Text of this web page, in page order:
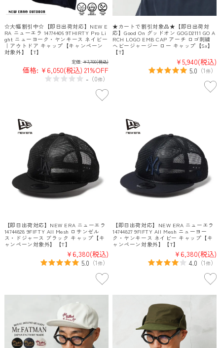
☆大幅割引中☆【即日出荷対応】NEW E
RA ニューエラ 14774406 9THIRTY Pro Li
ght ニューヨーク・ヤンキース ネイビー
｜アウトドア キャップ【キャンペーン
対象外】【T】
定価: ¥7,700(税込)
価格: ¥6,050(税込) 21%OFF
-（0件）
★カートで割引対象品★【即日出荷対
応】Good On グッドオン GOGD2111 GO A
RCH LOGO EMB CAP アーチ ロゴ刺繍
ヘビージャージー ロー キャップ【Sx】
【T】
¥5,940(税込)
5.0 （1件）
【即日出荷対応】NEW ERA ニューエラ
14744828 9FIFTY All Mesh ロサンゼル
ス・ドジャース ブラック キャップ【キ
ャンペーン対象外】【T】
¥6,380(税込)
5.0 （1件）
【即日出荷対応】NEW ERA ニューエラ
14744827 9FIFTY All Mesh ニューヨー
ク・ヤンキース ネイビー キャップ【キ
ャンペーン対象外】【T】
¥6,380(税込)
4.0 （1件）